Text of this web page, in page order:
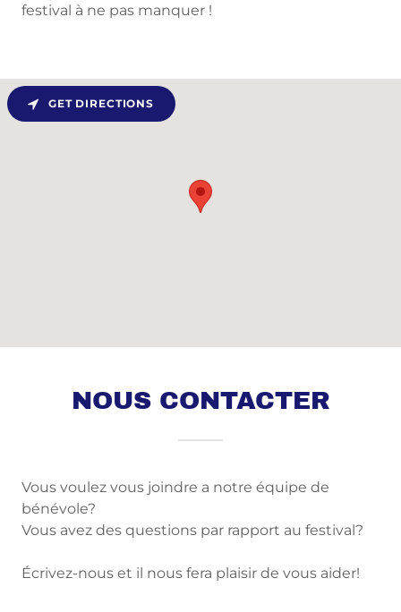
festival à ne pas manquer !
NOUS CONTACTER
Vous voulez vous joindre a notre équipe de
bénévole?
Vous avez des questions par rapport au festival?
Écrivez-nous et il nous fera plaisir de vous aider!
GET DIRECTIONS